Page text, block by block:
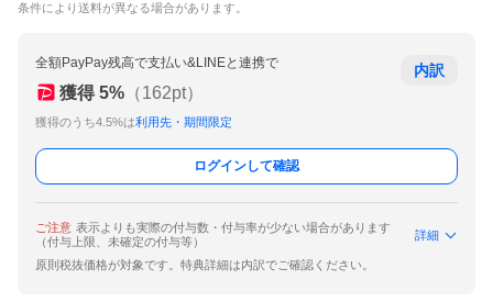
条件により送料が異なる場合があります。
全額PayPay残高で支払い&LINEと連携で
獲得 5% （162pt）
獲得のうち4.5%は利用先・期間限定
内訳
ログインして確認
ご注意 表示よりも実際の付与数・付与率が少ない場合があります
（付与上限、未確定の付与等）
詳細
原則税抜価格が対象です。特典詳細は内訳でご確認ください。